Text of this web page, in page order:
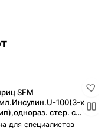
SFM
100(3-х
стер. с
иглой 0,30х8,0-30G
для специалистов